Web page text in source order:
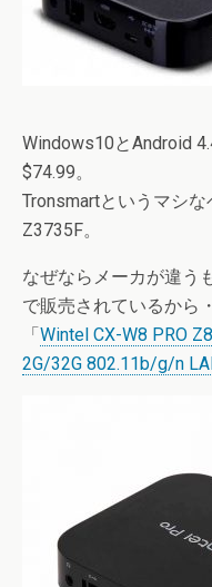
Windows10とAndroid
$74.99。
Tronsmartというマシ
Z3735F。
なぜならメーカが違う
で販売されているから
「Wintel CX-W8 PRO
2G/32G 802.11b/g/n